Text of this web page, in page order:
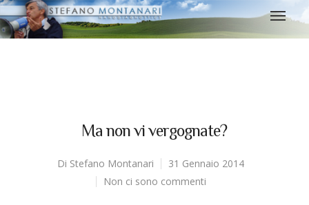
Ma non vi vergognate?
Di Stefano Montanari
31 Gennaio 2014
Non ci sono commenti